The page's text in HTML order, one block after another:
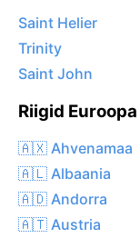
Saint Helier
Trinity
Saint John
Riigid Euroopa
🇦🇽 Ahvenamaa
🇦🇱 Albaania
🇦🇩 Andorra
🇦🇹 Austria